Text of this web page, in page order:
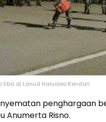
tiba di Lanud Haluoleo Kendari.
penghargaan
Anumerta Risno.